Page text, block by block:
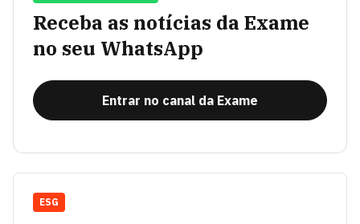
Receba as notícias da Exame
no seu WhatsApp
Entrar no canal da Exame
ESG